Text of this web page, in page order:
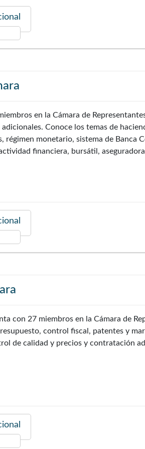
en la Cámara de
adicionales. Conoce los temas de
régimen monetario, sistema de Banca
financiera, bursátil,
con 27 miembros en la Cámara de
control fiscal, patentes y
de calidad y precios y contratación